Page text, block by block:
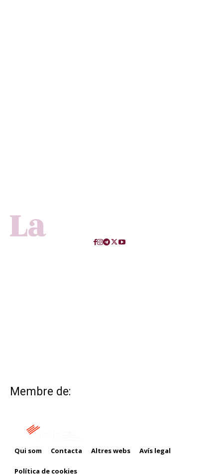
Membre de:
Qui som Contacta Altres webs Avís legal
Política de cookies